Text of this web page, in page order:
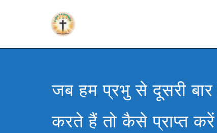
जब हम प्रभु से दूसरी बार
करते हैं तो कैसे प्राप्त करें